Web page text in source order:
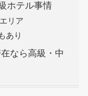
ホテル事情
リア
あり
なら高級・中